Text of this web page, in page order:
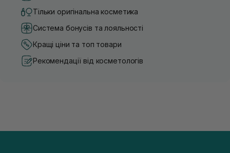
Тільки оригінальна косметика
Система бонусів та лояльності
Кращі ціни та топ товари
Рекомендації від косметологів